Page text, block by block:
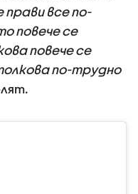
все по-
повече се
повече се
по-трудно